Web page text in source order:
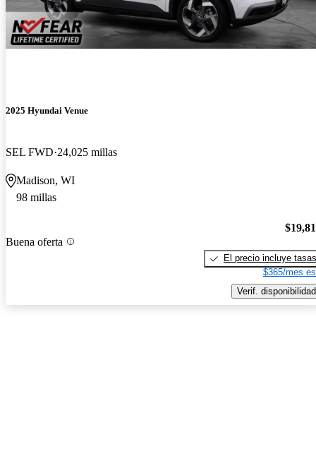
2025 Hyundai Venue
SEL FWD 24,025 millas
Madison, WI
98 millas
Buena oferta
El precio incluye tasas
$365/mes
Verif. disponibilidad